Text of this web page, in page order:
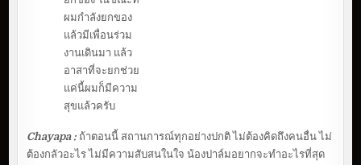
ผมกำลังยกของ
แล้วมีเพื่อนร่วม
งานเดินมา แล้ว
อาสาที่จะยกช่วย
แค่นี้ผมก็มีความ
สุขแล้วครับ
Chayapa : ถ้าตอนนี้ สถานการณ์ทุกอย่างปกติ ไม่ต้องคิดถึงคนอื่น ไม่
ต้องกลัวอะไร ไม่มีความสับสนในใจ น้องปาล์มอยากจะทำอะไรที่สุด